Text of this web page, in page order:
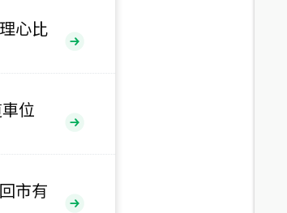
5,800萬
總價
心比
位
市有